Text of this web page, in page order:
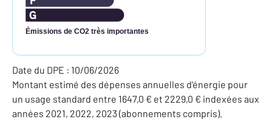
Émissions de CO2 très importantes
Date du DPE : 10/06/2026
Montant estimé des dépenses annuelles d'énergie pour
un usage standard entre 1647,0 € et 2229,0 € indexées aux
années 2021, 2022, 2023 (abonnements compris).